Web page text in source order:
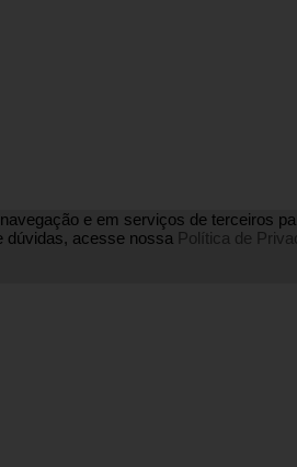
e em serviços de terceiros
dúvidas, acesse nossa Política de